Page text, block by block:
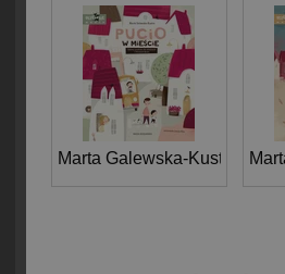
Marta Galewska-Kustra